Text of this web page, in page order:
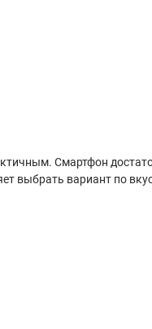
Смартфон
выбрать вариант по